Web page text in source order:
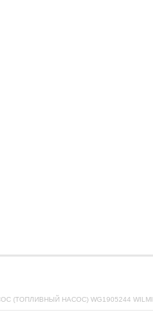
(ТОПЛИВНЫЙ НАСОС) WG1905244